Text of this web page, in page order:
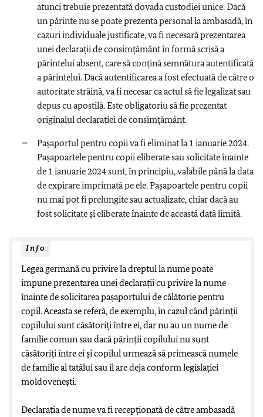
atunci trebuie prezentată dovada custodiei unice. Dacă
un părinte nu se poate prezenta personal la ambasadă, în
cazuri individuale justificate, va fi necesară prezentarea
unei declarații de consimțământ în formă scrisă a
părintelui absent, care să conţină semnătura autentificată
a părintelui. Dacă autentificarea a fost efectuată de către o
autoritate străină, va fi necesar ca actul să fie legalizat sau
depus cu apostilă. Este obligatoriu să fie prezentat
originalul declarației de consimțământ.
Pașaportul pentru copii va fi eliminat la 1 ianuarie 2024.
Pașapoartele pentru copii eliberate sau solicitate înainte
de 1 ianuarie 2024 sunt, în principiu, valabile până la data
de expirare imprimată pe ele. Pașapoartele pentru copii
nu mai pot fi prelungite sau actualizate, chiar dacă au
fost solicitate și eliberate înainte de această dată limită.
Info
Legea germană cu privire la dreptul la nume poate
impune prezentarea unei declarații cu privire la nume
înainte de solicitarea pașaportului de călătorie pentru
copil. Aceasta se referă, de exemplu, în cazul când părinții
copilului sunt căsătoriți între ei, dar nu au un nume de
familie comun sau dacă părinții copilului nu sunt
căsătoriți între ei și copilul urmează să primească numele
de familie al tatălui sau îl are deja conform legislației
moldovenești.
Declarația de nume va fi recepţionată de către ambasadă